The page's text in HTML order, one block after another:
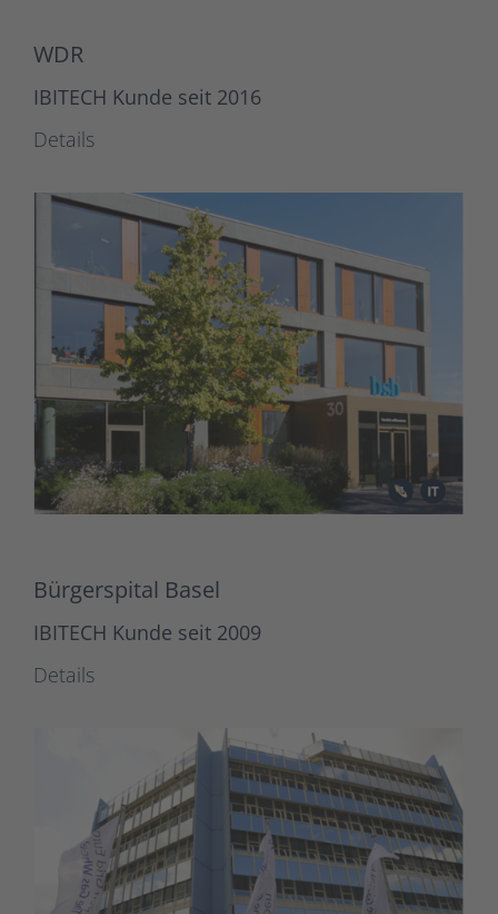
WDR
IBITECH Kunde seit 2016
Details
Bürgerspital Basel
IBITECH Kunde seit 2009
Details